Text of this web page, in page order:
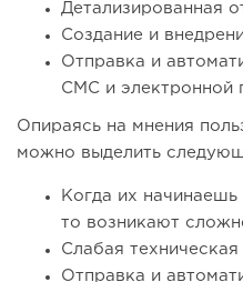
Детализированная
Создание и
Отправка и
СМС и электронной
Опираясь на мнения
можно выделить
Когда их начинаешь
то возникают
Слабая
Отправка и